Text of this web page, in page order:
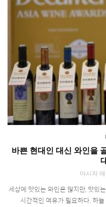
바쁜 현대인 대신 와인을
마시자
세상에 맛있는 와인은 많지만, 맛있
시간적인 여유가 필요하다. 하